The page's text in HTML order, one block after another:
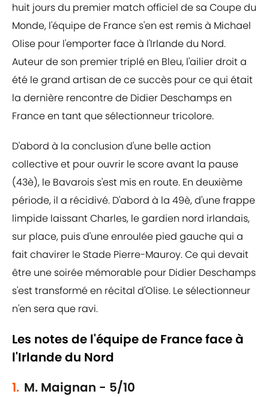
huit jours du premier match officiel de sa Coupe du
Monde, l'équipe de France s'en est remis à Michael
Olise pour l'emporter face à l'Irlande du Nord.
Auteur de son premier triplé en Bleu, l'ailier droit a
été le grand artisan de ce succès pour ce qui était
la dernière rencontre de Didier Deschamps en
France en tant que sélectionneur tricolore.
D'abord à la conclusion d'une belle action
collective et pour ouvrir le score avant la pause
(43è), le Bavarois s'est mis en route. En deuxième
période, il a récidivé. D'abord à la 49è, d'une frappe
limpide laissant Charles, le gardien nord irlandais,
sur place, puis d'une enroulée pied gauche qui a
fait chavirer le Stade Pierre-Mauroy. Ce qui devait
être une soirée mémorable pour Didier Deschamps
s'est transformé en récital d'Olise. Le sélectionneur
n'en sera que ravi.
Les notes de l'équipe de France face à
l'Irlande du Nord
1. M. Maignan - 5/10